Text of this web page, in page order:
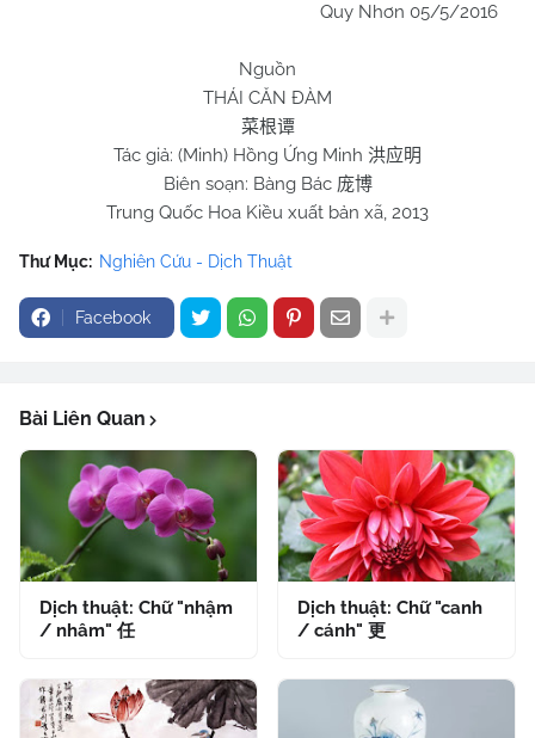
Quy Nhơn 05/5/2016
Nguồn
THÁI CĂN ĐÀM
菜根谭
Tác giả: (Minh) Hồng Ứng Minh 洪应明
Biên soạn: Bàng Bác 庞博
Trung Quốc Hoa Kiều xuất bản xã, 2013
Thư Mục: Nghiên Cứu - Dịch Thuật
Facebook
Bài Liên Quan
Dịch thuật: Chữ "nhậm
/ nhâm" 任
Dịch thuật: Chữ "canh
/ cánh" 更